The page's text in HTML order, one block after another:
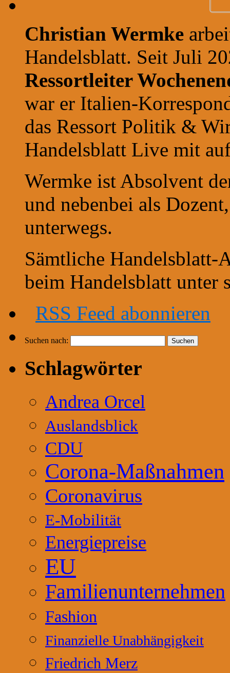
Christian Wermke
Handelsblatt. Seit Juli
Ressortleiter
war er Italien-
das Ressort Politik &
Handelsblatt Live mit
Wermke ist Absolvent
und nebenbei als
unterwegs.
Sämtliche
beim Handelsblatt unter
RSS Feed abonnieren
Suchen nach:
Schlagwörter
Andrea Orcel
Auslandsblick
CDU
Corona-Maßnahmen
Coronavirus
E-Mobilität
Energiepreise
EU
Familienunternehmen
Fashion
Finanzielle Unabhängigkeit
Friedrich Merz